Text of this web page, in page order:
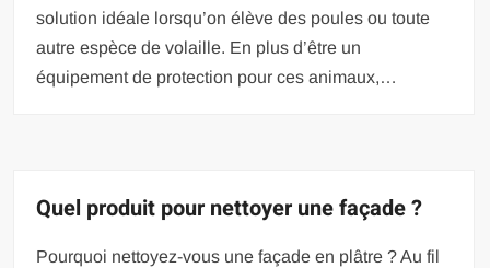
solution idéale lorsqu’on élève des poules ou toute
autre espèce de volaille. En plus d’être un
équipement de protection pour ces animaux,…
Quel produit pour nettoyer une façade ?
Pourquoi nettoyez-vous une façade en plâtre ? Au fil